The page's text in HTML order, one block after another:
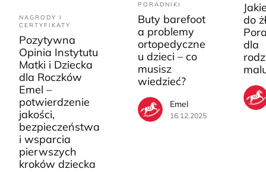
NAGRODY I
CERTYFIKATY
Pozytywna
Opinia Instytutu
Matki i Dziecka
dla Roczków
Emel –
potwierdzenie
jakości,
bezpieczeństwa
i wsparcia
pierwszych
kroków dziecka
PORADNIKI
Buty barefoot
a problemy
ortopedyczne
u dzieci – co
musisz
wiedzieć?
Emel
16.12.2025
do
dla